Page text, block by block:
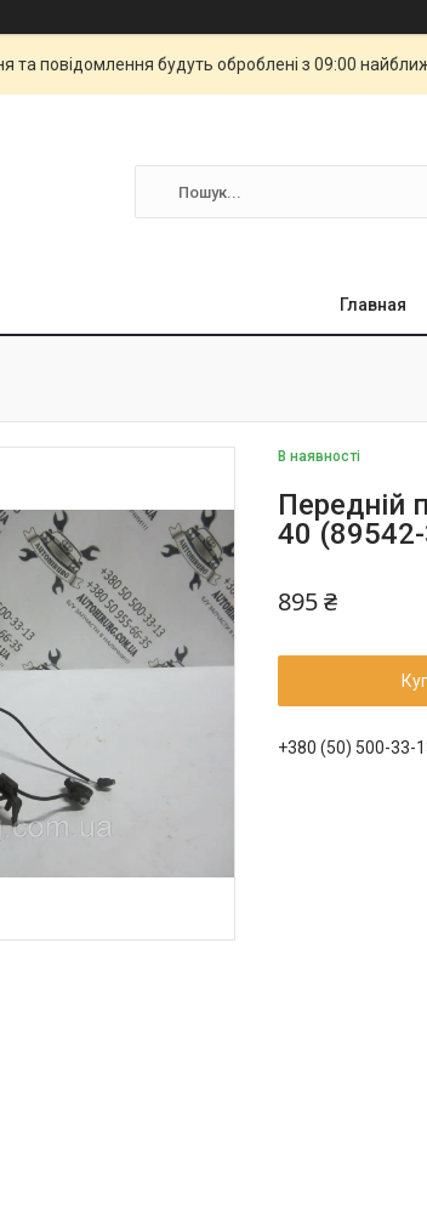
та повідомлення будуть оброблені з 09:00
Главная
В наявності
Передній
40
895 ₴
+380 (50) 500-33-